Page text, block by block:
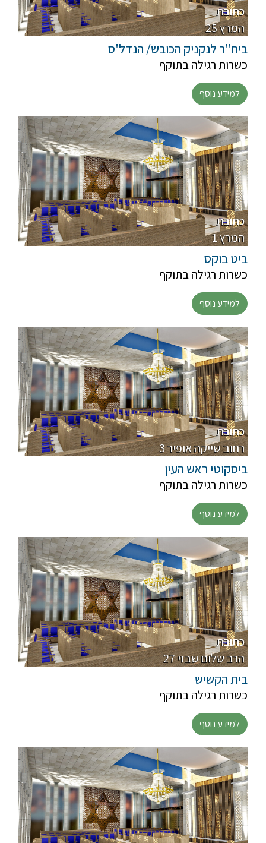
כתובת
25 המרץ
ביח"ר לנקניק הכובש/ הנדל'ס
כשרות רגילה בתוקף
למידע נוסף
כתובת
1 המרץ
ביט בוקס
כשרות רגילה בתוקף
למידע נוסף
כתובת
3 רחוב שייקה אופיר
ביסקוטי ראש העין
כשרות רגילה בתוקף
למידע נוסף
כתובת
27 הרב שלום שבזי
בית הקשיש
כשרות רגילה בתוקף
למידע נוסף